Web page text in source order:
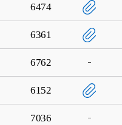
6474
6361
6762
6152
7036